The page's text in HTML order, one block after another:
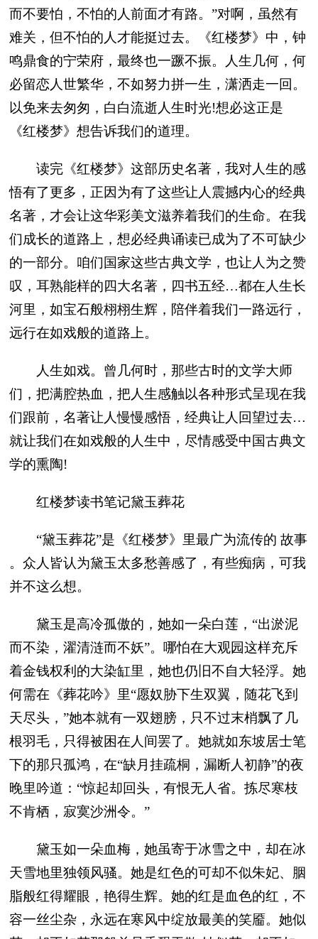
而不要怕，不怕的人前面才有路。”对啊，虽然有
难关，但不怕的人才能挺过去。《红楼梦》中，钟
鸣鼎食的宁荣府，最终也一蹶不振。人生几何，何
必留恋人世繁华，不如努力拼一生，潇洒走一回。
以免来去匆匆，白白流逝人生时光!想必这正是
《红楼梦》想告诉我们的道理。
读完《红楼梦》这部历史名著，我对人生的感
悟有了更多，正因为有了这些让人震撼内心的经典
名著，才会让这华彩美文滋养着我们的生命。在我
们成长的道路上，想必经典诵读已成为了不可缺少
的一部分。咱们国家这些古典文学，也让人为之赞
叹，耳熟能样的四大名著，四书五经…都在人生长
河里，如宝石般栩栩生辉，陪伴着我们一路远行，
远行在如戏般的道路上。
人生如戏。曾几何时，那些古时的文学大师
们，把满腔热血，把人生感触以各种形式呈现在我
们跟前，名著让人慢慢感悟，经典让人回望过去…
就让我们在如戏般的人生中，尽情感受中国古典文
学的熏陶!
红楼梦读书笔记黛玉葬花
“黛玉葬花”是《红楼梦》里最广为流传的 故事
。众人皆认为黛玉太多愁善感了，有些痴病，可我
并不这么想。
黛玉是高冷孤傲的，她如一朵白莲，“出淤泥
而不染，濯清涟而不妖”。哪怕在大观园这样充斥
着金钱权利的大染缸里，她也仍旧不自大轻浮。她
何需在《葬花吟》里“愿奴胁下生双翼，随花飞到
天尽头，”她本就有一双翅膀，只不过末梢飘了几
根羽毛，只得被困在人间罢了。她就如东坡居士笔
下的那只孤鸿，在“缺月挂疏桐，漏断人初静”的夜
晚里吟道：“惊起却回头，有恨无人省。拣尽寒枝
不肯栖，寂寞沙洲令。”
黛玉如一朵血梅，她虽寄于冰雪之中，却在冰
天雪地里独领风骚。她是红色的可却不似朱妃、胭
脂般红得耀眼，艳得生辉。她的红是血色的红，不
容一丝尘杂，永远在寒风中绽放最美的笑靥。她似